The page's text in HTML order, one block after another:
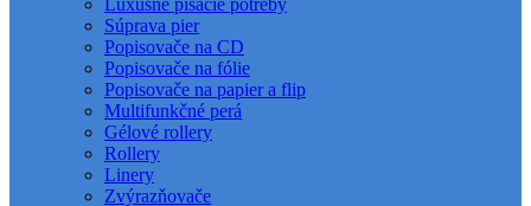
Luxusné písacie potreby
Súprava pier
Popisovače na CD
Popisovače na fólie
Popisovače na papier a flip
Multifunkčné perá
Gélové rollery
Rollery
Linery
Zvýrazňovače